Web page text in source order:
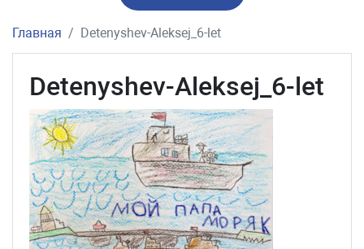
Главная Detenyshev-Aleksej_6-let
Detenyshev-Aleksej_6-let